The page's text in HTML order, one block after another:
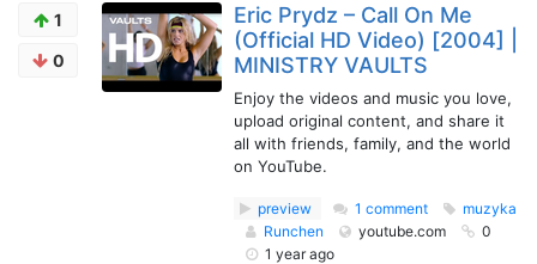
1
0
Eric Prydz – Call On Me
(Official HD Video) [2004] |
MINISTRY VAULTS
Enjoy the videos and music you love,
upload original content, and share it
all with friends, family, and the world
on YouTube.
preview 1 comment
muzyka
Runchen
youtube.com
0
1 year ago